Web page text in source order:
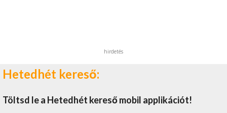
hirdetés
Hetedhét kereső:
Töltsd le a Hetedhét kereső mobil applikációt!